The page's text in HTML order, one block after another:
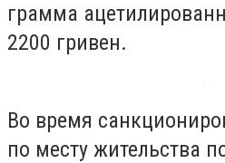
грамма
2200 гривен.
Во время
по месту жительства